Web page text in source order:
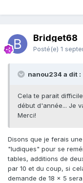
Bridget68
Posté(e) 1
nanou234 a dit :
Cela te parait
début d'année... Je
Merci!
Disons que je ferais
"ludiques" pour se
tables, additions de
par 10 et du coup, si
demande de 18 x 5